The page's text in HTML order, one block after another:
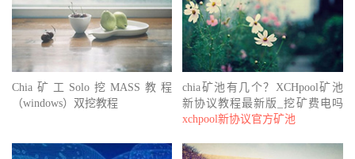
Chia矿工Solo挖MASS教程
（windows）双挖教程
chia矿池有几个？XCHpool矿池
新协议教程最新版_挖矿费电吗
xchpool新协议官方矿池